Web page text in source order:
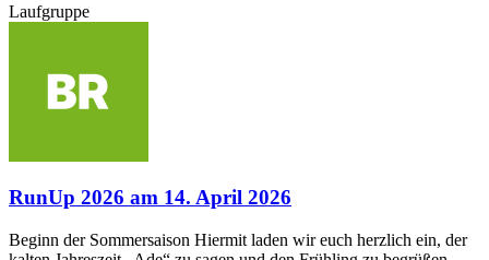
Laufgruppe
RunUp 2026 am 14. April 2026
Beginn der Sommersaison Hiermit laden wir euch herzlich ein, der